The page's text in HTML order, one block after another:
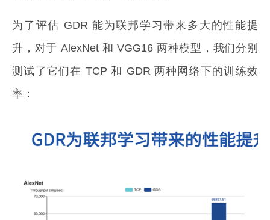
为了评估 GDR 能为联邦学习带来多大的性能提
升，对于 AlexNet 和 VGG16 两种模型，我们分别
测试了它们在 TCP 和 GDR 两种网络下的训练效
率：